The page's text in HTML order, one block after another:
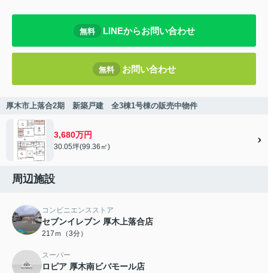
無料 LINEからお問い合わせ
無料 お問い合わせ
厚木市上落合2期 新築戸建 全3棟1号棟の販売中物件
3,680万円
30.05坪(99.36㎡)
周辺施設
コンビニエンスストア
セブンイレブン 厚木上落合店
217ｍ（3分）
スーパー
ロピア 厚木南ビバモール店